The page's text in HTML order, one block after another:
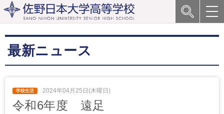
最新ニュース
2024年04月25日(木曜日)
令和6年度 遠足